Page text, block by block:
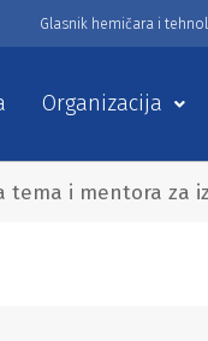
Glasnik hemičara i
Organizacija
tema i mentora za